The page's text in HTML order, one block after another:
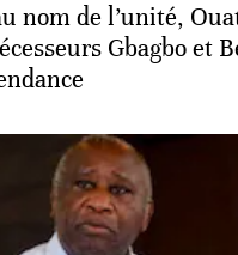
nom de l’unité,
Gbagbo et